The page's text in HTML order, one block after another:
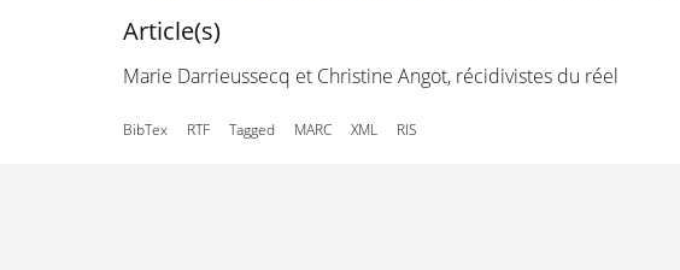
Article(s)
Marie Darrieussecq et Christine Angot, récidivistes du réel
BibTex RTF Tagged MARC XML RIS